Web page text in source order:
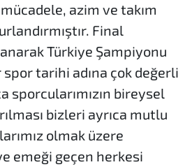
azim ve takım
Final
Türkiye Şampiyonu
tarihi adına çok değerli
sporcularımızın bireysel
bizleri ayrıca mutlu
olmak üzere
emeği geçen herkesi